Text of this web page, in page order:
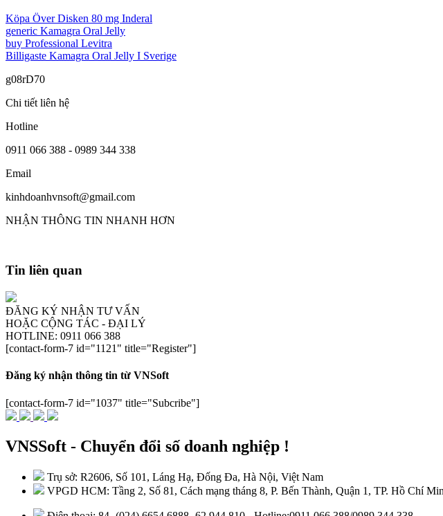
Köpa Över Disken 80 mg Inderal
generic Kamagra Oral Jelly
buy Professional Levitra
Billigaste Kamagra Oral Jelly I Sverige
g08rD70
Chi tiết liên hệ
Hotline
0911 066 388 - 0989 344 338
Email
kinhdoanhvnsoft@gmail.com
NHẬN THÔNG TIN NHANH HƠN
Tin liên quan
ĐĂNG KÝ NHẬN TƯ VẤN
HOẶC CỘNG TÁC - ĐẠI LÝ
HOTLINE: 0911 066 388
[contact-form-7 id="1121" title="Register"]
Đăng ký nhận thông tin từ VNSoft
[contact-form-7 id="1037" title="Subcribe"]
VNSSoft - Chuyển đổi số doanh nghiệp !
Trụ sở: R2606, Số 101, Láng Hạ, Đống Đa, Hà Nội, Việt Nam
VPGD HCM: Tầng 2, Số 81, Cách mạng tháng 8, P. Bến Thành, Quận 1, TP. Hồ Chí